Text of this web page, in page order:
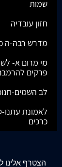
שמות
חזון עובדיה
מדרש רבה-ה
מי מרום א-
פרקים
לב השמים-
לאמונת
כרכים
הצטרף אלינו